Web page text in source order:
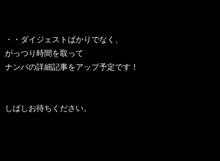
・・ダイジェストばかりでなく、
がっつり時間を取って
ナンパの詳細記事をアップ予定です！
しばしお待ちください。